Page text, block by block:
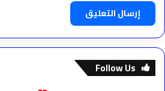
Follow Us